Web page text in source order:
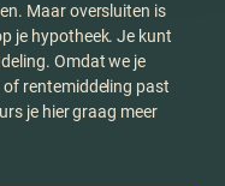
Maar oversluiten is
je hypotheek. Je kunt
Omdat we je
rentemiddeling past
je hier graag meer